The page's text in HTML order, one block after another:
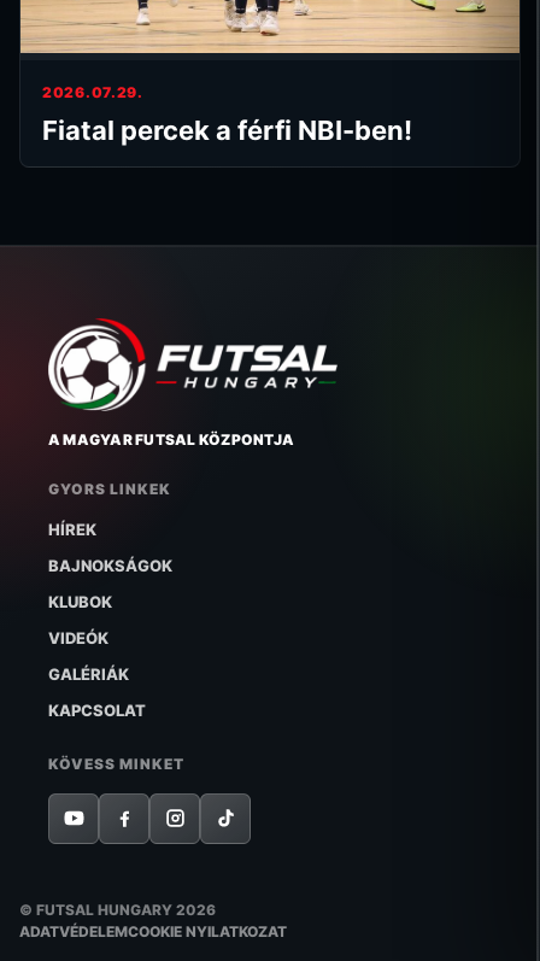
2026.07.29.
Fiatal percek a férfi NBI-ben!
A MAGYAR FUTSAL KÖZPONTJA
GYORS LINKEK
HÍREK
BAJNOKSÁGOK
KLUBOK
VIDEÓK
GALÉRIÁK
KAPCSOLAT
KÖVESS MINKET
© FUTSAL HUNGARY 2026
ADATVÉDELEMCOOKIE NYILATKOZAT